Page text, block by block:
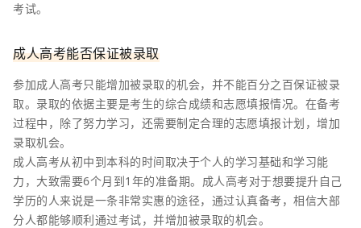
考试。
成人高考能否保证被录取
参加成人高考只能增加被录取的机会，并不能百分之百保证被录
取。录取的依据主要是考生的综合成绩和志愿填报情况。在备考
过程中，除了努力学习，还需要制定合理的志愿填报计划，增加
录取机会。
成人高考从初中到本科的时间取决于个人的学习基础和学习能
力，大致需要6个月到1年的准备期。成人高考对于想要提升自己
学历的人来说是一条非常实惠的途径，通过认真备考，相信大部
分人都能够顺利通过考试，并增加被录取的机会。